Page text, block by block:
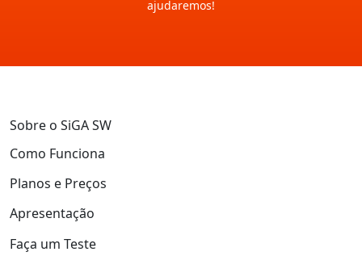
ajudaremos!
Sobre o SiGA SW
Como Funciona
Planos e Preços
Apresentação
Faça um Teste